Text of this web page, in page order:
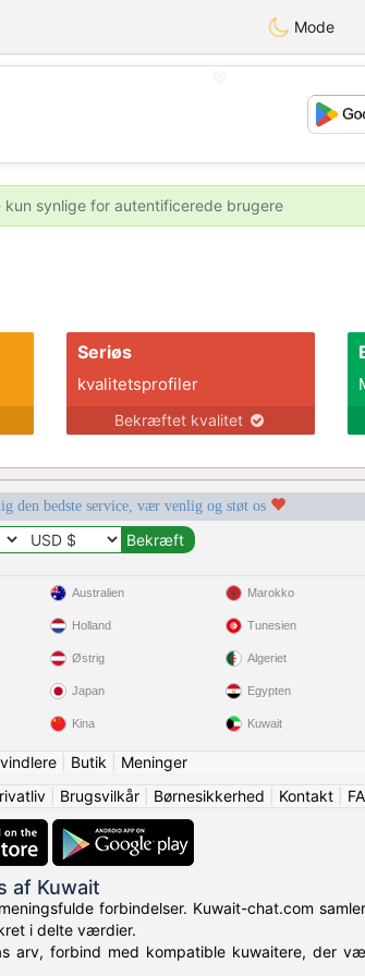
Mode
synlige for autentificerede brugere
Seriøs
kvalitetsprofiler
Bekræftet kvalitet
den bedste service, vær venlig og støt os
Australien
Holland
Østrig
Japan
Kina
Marokko
Tunesien
Algeriet
Egypten
Kuwait
| Butik
Meninger
Brugsvilkår Børnesikkerhed Kontakt
af Kuwait
forbindelser. Kuwait-chat.com
i delte værdier.
arv, forbind med kompatible kuwaitere, der